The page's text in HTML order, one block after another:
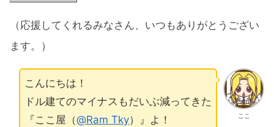
（応援してくれるみなさん、いつもありがとうござい
ます。）
ここ
こんにちは！
ドル建てのマイナスもだいぶ減ってきた
『ここ屋（@Ram Tky）』よ！